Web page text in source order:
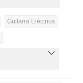
Guitarra Eléctrica